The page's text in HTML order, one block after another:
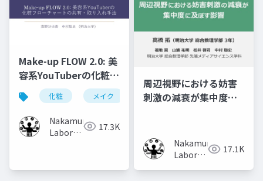
Make-up FLOW 2.0: 美
容系YouTuberの化粧フ
ローチャートの共有・
取り入れ手法
化粧 メイク 化粧工程 フローチャート
Nakamura
Laboratory 17.3K
周辺視野における妨害
刺激の減衰が集中度に
Nakamura
Laboratory 17.1K